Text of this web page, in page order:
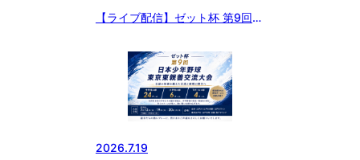
【ライブ配信】ゼット杯 第9回
2026.7.19